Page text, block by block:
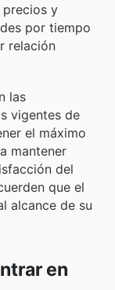
y
por tiempo
relación
las
vigentes de
el máximo
mantener
del
que el
alcance de su
en